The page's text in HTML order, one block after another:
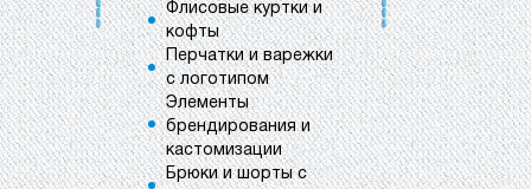
Флисовые куртки и
кофты
Перчатки и варежки
с логотипом
Элементы
брендирования и
кастомизации
Брюки и шорты с